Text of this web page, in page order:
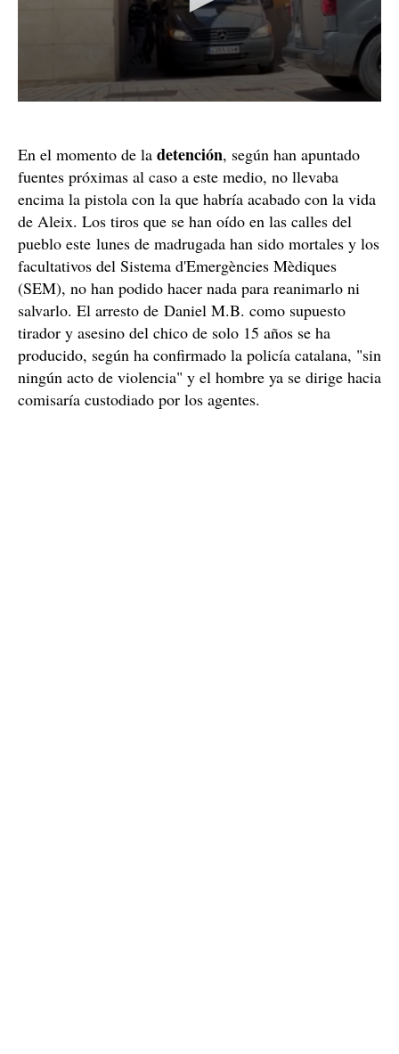
En el momento de la detención, según han apuntado
fuentes próximas al caso a este medio, no llevaba
encima la pistola con la que habría acabado con la vida
de Aleix. Los tiros que se han oído en las calles del
pueblo este lunes de madrugada han sido mortales y los
facultativos del Sistema d'Emergències Mèdiques
(SEM), no han podido hacer nada para reanimarlo ni
salvarlo. El arresto de Daniel M.B. como supuesto
tirador y asesino del chico de solo 15 años se ha
producido, según ha confirmado la policía catalana, "sin
ningún acto de violencia" y el hombre ya se dirige hacia
comisaría custodiado por los agentes.